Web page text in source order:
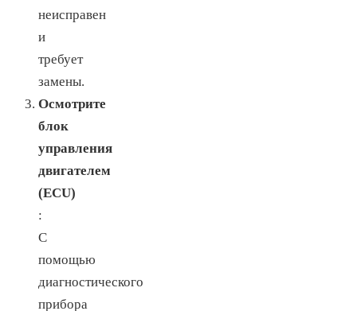
неисправен
и
требует
замены.
Осмотрите
блок
управления
двигателем
(ECU)
:
С
помощью
диагностического
прибора